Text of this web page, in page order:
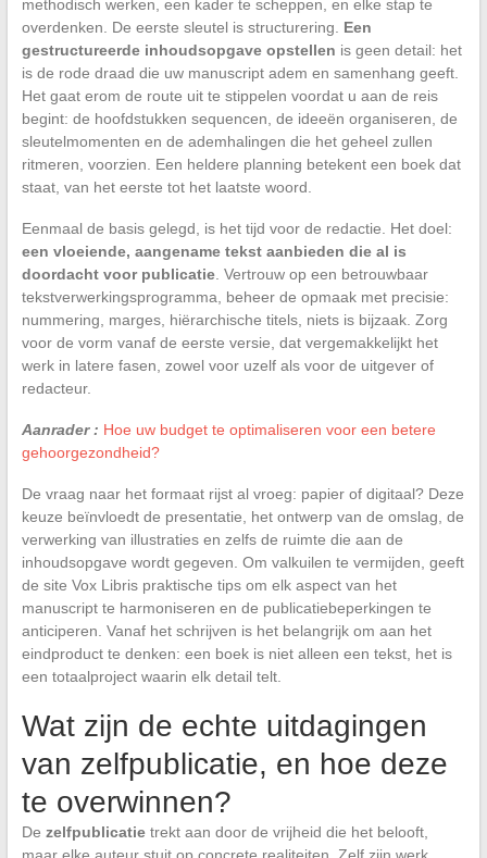
methodisch werken, een kader te scheppen, en elke stap te
overdenken. De eerste sleutel is structurering. Een
gestructureerde inhoudsopgave opstellen is geen detail: het
is de rode draad die uw manuscript adem en samenhang geeft.
Het gaat erom de route uit te stippelen voordat u aan de reis
begint: de hoofdstukken sequencen, de ideeën organiseren, de
sleutelmomenten en de ademhalingen die het geheel zullen
ritmeren, voorzien. Een heldere planning betekent een boek dat
staat, van het eerste tot het laatste woord.
Eenmaal de basis gelegd, is het tijd voor de redactie. Het doel:
een vloeiende, aangename tekst aanbieden die al is
doordacht voor publicatie. Vertrouw op een betrouwbaar
tekstverwerkingsprogramma, beheer de opmaak met precisie:
nummering, marges, hiërarchische titels, niets is bijzaak. Zorg
voor de vorm vanaf de eerste versie, dat vergemakkelijkt het
werk in latere fasen, zowel voor uzelf als voor de uitgever of
redacteur.
Aanrader : Hoe uw budget te optimaliseren voor een betere
gehoorgezondheid?
De vraag naar het formaat rijst al vroeg: papier of digitaal? Deze
keuze beïnvloedt de presentatie, het ontwerp van de omslag, de
verwerking van illustraties en zelfs de ruimte die aan de
inhoudsopgave wordt gegeven. Om valkuilen te vermijden, geeft
de site Vox Libris praktische tips om elk aspect van het
manuscript te harmoniseren en de publicatiebeperkingen te
anticiperen. Vanaf het schrijven is het belangrijk om aan het
eindproduct te denken: een boek is niet alleen een tekst, het is
een totaalproject waarin elk detail telt.
Wat zijn de echte uitdagingen
van zelfpublicatie, en hoe deze
te overwinnen?
De zelfpublicatietrekt aan door de vrijheid die het belooft,